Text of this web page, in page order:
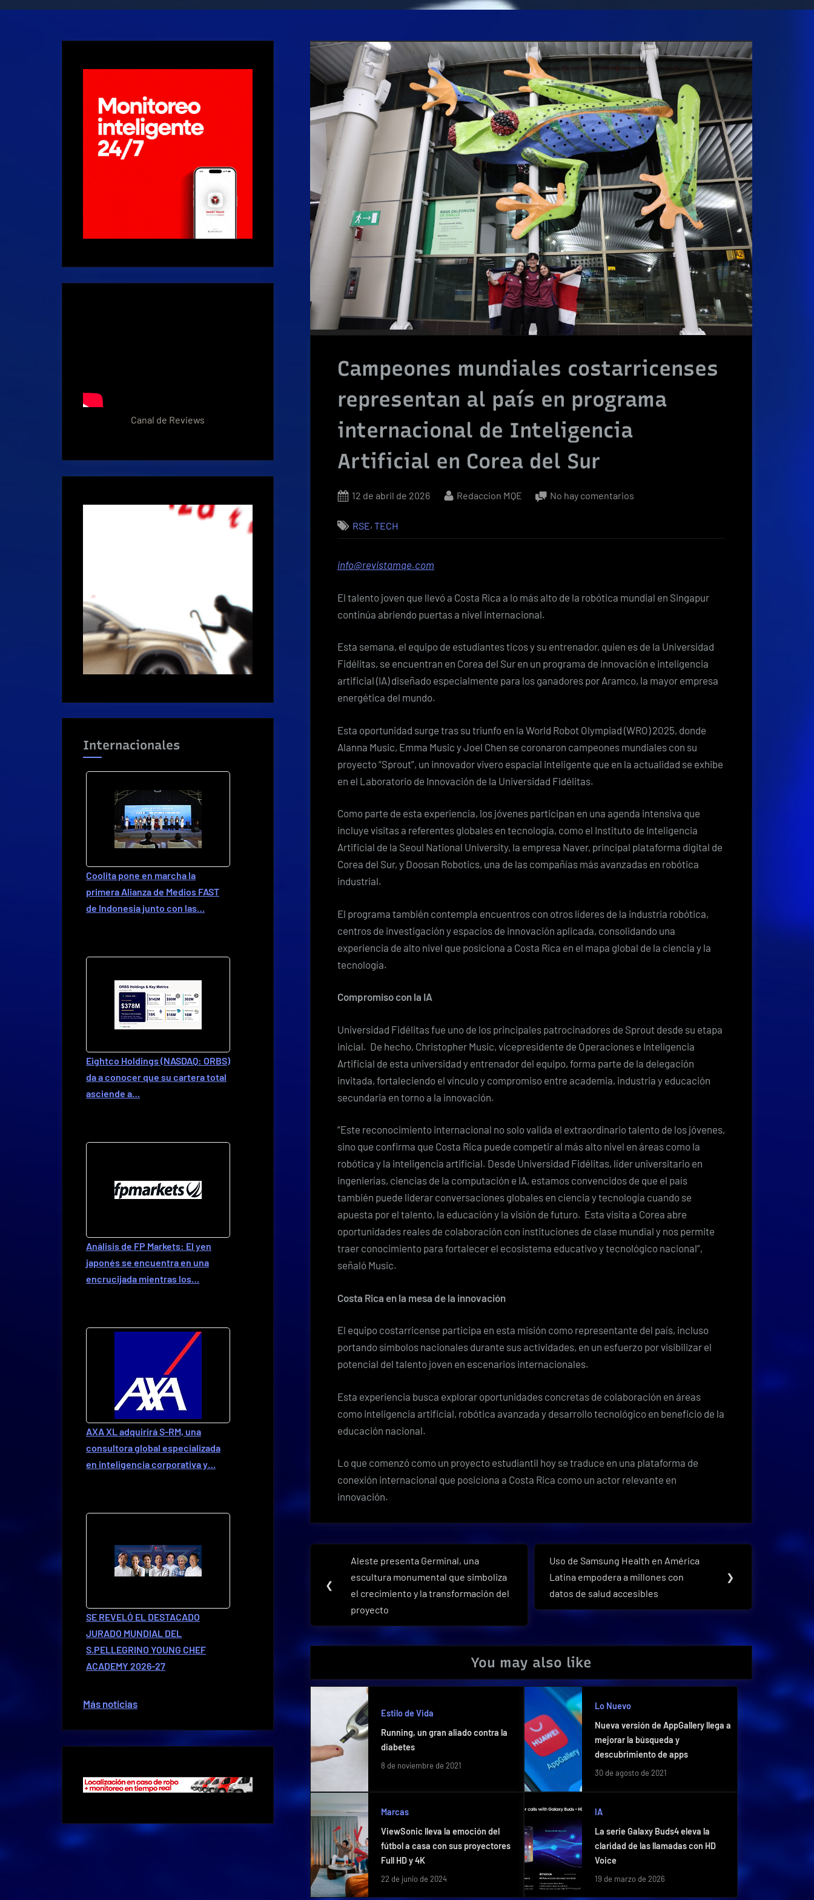
Campeones mundiales costarricenses
representan al país en programa
internacional de Inteligencia
Artificial en Corea del Sur
Posted
12 de abril de 2026 By
Redaccion MQE No hay comentarios
país
internacional
de
Inteligencia
Corea
RSE,TECH
info@revistamqe.com
El talento joven que llevó a Costa Rica a lo más alto de la robótica mundial en Singapur
continúa abriendo puertas a nivel internacional.
Esta semana, el equipo de estudiantes ticos y su entrenador, quien es de la Universidad
Fidélitas, se encuentran en Corea del Sur en un programa de innovación e inteligencia
artificial (IA) diseñado especialmente para los ganadores por Aramco, la mayor empresa
energética del mundo.
Esta oportunidad surge tras su triunfo en la World Robot Olympiad (WRO) 2025, donde
Alanna Music, Emma Music y Joel Chen se coronaron campeones mundiales con su
proyecto “Sprout”, un innovador vivero espacial inteligente que en la actualidad se exhibe
en el Laboratorio de Innovación de la Universidad Fidélitas.
Como parte de esta experiencia, los jóvenes participan en una agenda intensiva que
incluye visitas a referentes globales en tecnología, como el Instituto de Inteligencia
Artificial de la Seoul National University, la empresa Naver, principal plataforma digital de
Corea del Sur, y Doosan Robotics, una de las compañías más avanzadas en robótica
industrial.
El programa también contempla encuentros con otros líderes de la industria robótica,
centros de investigación y espacios de innovación aplicada, consolidando una
experiencia de alto nivel que posiciona a Costa Rica en el mapa global de la ciencia y la
tecnología.
Compromiso con la IA
Universidad Fidélitas fue uno de los principales patrocinadores de Sprout desde su etapa
inicial. De hecho, Christopher Music, vicepresidente de Operaciones e Inteligencia
Artificial de esta universidad y entrenador del equipo, forma parte de la delegación
invitada, fortaleciendo el vínculo y compromiso entre academia, industria y educación
secundaria en torno a la innovación.
“Este reconocimiento internacional no solo valida el extraordinario talento de los jóvenes,
sino que confirma que Costa Rica puede competir al más alto nivel en áreas como la
robótica y la inteligencia artificial. Desde Universidad Fidélitas, líder universitario en
ingenierías, ciencias de la computación e IA, estamos convencidos de que el país
también puede liderar conversaciones globales en ciencia y tecnología cuando se
apuesta por el talento, la educación y la visión de futuro. Esta visita a Corea abre
oportunidades reales de colaboración con instituciones de clase mundial y nos permite
traer conocimiento para fortalecer el ecosistema educativo y tecnológico nacional”,
señaló Music.
Costa Rica en la mesa de la innovación
El equipo costarricense participa en esta misión como representante del país, incluso
portando símbolos nacionales durante sus actividades, en un esfuerzo por visibilizar el
potencial del talento joven en escenarios internacionales.
Esta experiencia busca explorar oportunidades concretas de colaboración en áreas
como inteligencia artificial, robótica avanzada y desarrollo tecnológico en beneficio de la
educación nacional.
Lo que comenzó como un proyecto estudiantil hoy se traduce en una plataforma de
conexión internacional que posiciona a Costa Rica como un actor relevante en
innovación.
Navegación
de
entradas
❮
Previous
Post:
Aleste presenta Germinal, una
escultura monumental que simboliza
el crecimiento y la transformación del
proyecto
Next
Post:
Uso de Samsung Health en América
Latina empodera a millones con
datos de salud accesibles
❯
You may also like
Estilo de Vida
Running, un gran aliado contra la
diabetes
8 de noviembre de 2021
Lo Nuevo
Nueva versión de AppGallery llega a
mejorar la búsqueda y
descubrimiento de apps
30 de agosto de 2021
Marcas
ViewSonic lleva la emoción del
fútbol a casa con sus proyectores
Full HD y 4K
22 de junio de 2024
IA
La serie Galaxy Buds4 eleva la
claridad de las llamadas con HD
Voice
19 de marzo de 2026
Canal de Reviews
Internacionales
Coolita pone en marcha la
primera Alianza de Medios FAST
de Indonesia junto con las…
Eightco Holdings (NASDAQ: ORBS)
da a conocer que su cartera total
asciende a…
Análisis de FP Markets: El yen
japonés se encuentra en una
encrucijada mientras los…
AXA XL adquirirá S-RM, una
consultora global especializada
en inteligencia corporativa y…
SE REVELÓ EL DESTACADO
JURADO MUNDIAL DEL
S.PELLEGRINO YOUNG CHEF
ACADEMY 2026-27
Más noticias